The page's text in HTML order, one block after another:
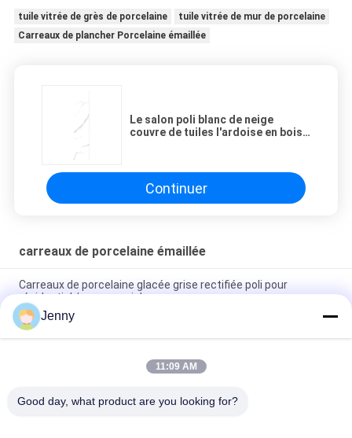
tuile vitrée de grès de porcelaine
tuile vitrée de mur de porcelaine
Carreaux de plancher Porcelaine émaillée
Le salon poli blanc de neige
couvre de tuiles l'ardoise en bois
plancher de douche
Continuer
carreaux de porcelaine émaillée
Carreaux de porcelaine glacée grise rectifiée poli pour
résidentiel / commercial
Carreaux de porcelaine rectifiée glacée brillante avec finition
polie à faible absorption d'eau
Carreaux blancs vitrés Machine Carreaux de porcelaine de
Jenny
11:09 AM
Good day, what product are you looking for?